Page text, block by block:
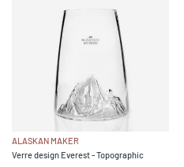
ALASKAN MAKER
Verre design Everest - Topographic